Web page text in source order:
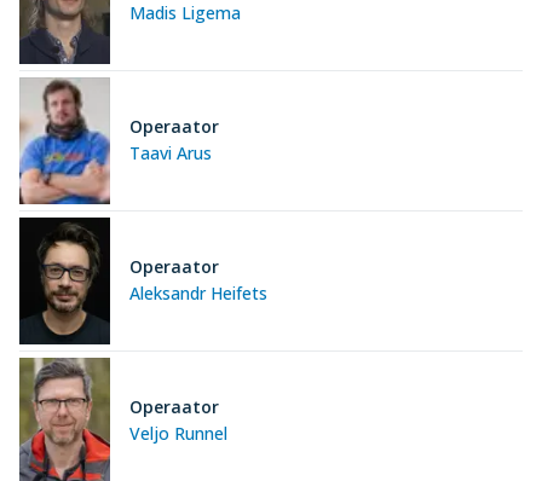
Madis Ligema
Taavi Arus
Operaator
Aleksandr Heifets
Operaator
Veljo Runnel
Operaator